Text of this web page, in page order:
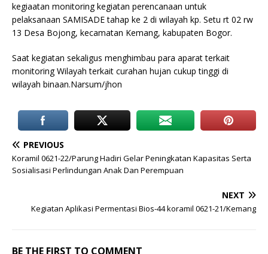
kegiaatan monitoring kegiatan perencanaan untuk
pelaksanaan SAMISADE tahap ke 2 di wilayah kp. Setu rt 02 rw
13 Desa Bojong, kecamatan Kemang, kabupaten Bogor.
Saat kegiatan sekaligus menghimbau para aparat terkait
monitoring Wilayah terkait curahan hujan cukup tinggi di
wilayah binaan.Narsum/jhon
PREVIOUS
Koramil 0621-22/Parung Hadiri Gelar Peningkatan Kapasitas Serta
Sosialisasi Perlindungan Anak Dan Perempuan
NEXT
Kegiatan Aplikasi Permentasi Bios-44 koramil 0621-21/Kemang
BE THE FIRST TO COMMENT